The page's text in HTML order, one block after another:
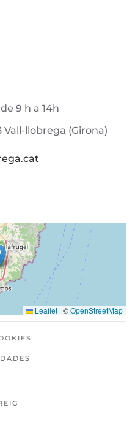
9 h a 14h
Vall-llobrega (Girona)
Leaflet | ©OpenStreetMap